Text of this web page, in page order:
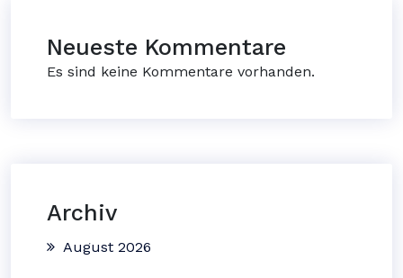
Neueste Kommentare
Es sind keine Kommentare vorhanden.
Archiv
August 2026